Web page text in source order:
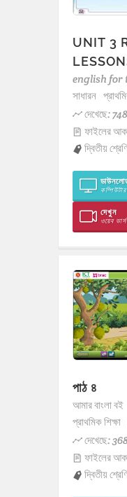
UNIT 3
english for
সাধারন
দেখেছে:
ফাইলের
দ্বিতীয়
দেখুন
ওয়েব
পাঠ ৪
আমার বাংলা বই
প্রাথমিক শিক্ষা
দেখেছে:
ফাইলের
দ্বিতীয়